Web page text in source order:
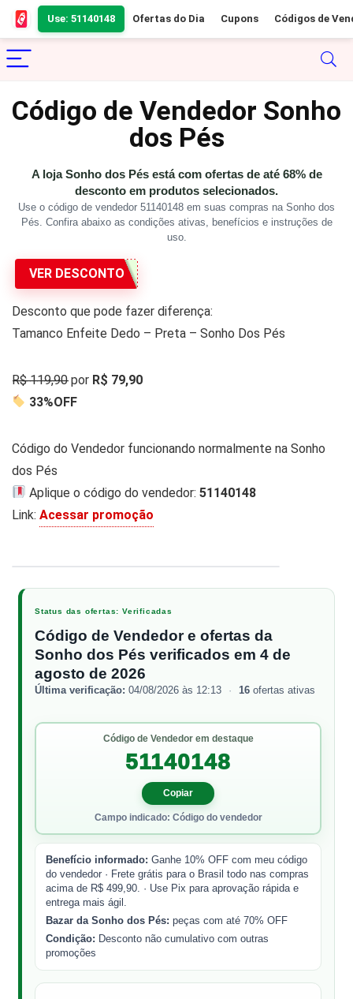
Use: 51140148 Ofertas do Dia Cupons Códigos de
Código de Vendedor Sonho
dos Pés
A loja Sonho dos Pés está com ofertas de até 68% de
desconto em produtos selecionados.
Use o código de vendedor 51140148 em suas compras na Sonho dos
Pés. Confira abaixo as condições ativas, benefícios e instruções de
uso.
‹ ›
VER DESCONTO
Desconto que pode fazer diferença:
Tamanco Enfeite Dedo – Preta – Sonho Dos Pés
R̶$̶ ̶1̶1̶9̶,̶9̶0̶ por R$ 79,90
33%OFF
Código do Vendedor funcionando normalmente na Sonho
dos Pés
Aplique o código do vendedor:51140148
Link: Acessar promoção
Status das ofertas: Verificadas
Código de Vendedor e ofertas da
Sonho dos Pés verificados em 4 de
agosto de 2026
Última verificação: 04/08/2026 às 12:13 · 16 ofertas ativas
Código de Vendedor em destaque
51140148
Copiar
Campo indicado: Código do vendedor
Benefício informado: Ganhe 10% OFF com meu código
do vendedor · Frete grátis para o Brasil todo nas compras
acima de R$ 499,90. · Use Pix para aprovação rápida e
entrega mais ágil.
Bazar da Sonho dos Pés: peças com até 70% OFF
Condição: Desconto não cumulativo com outras
promoções